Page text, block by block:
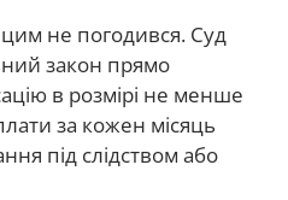
не погодився. Суд
закон прямо
в розмірі не менше
за кожен місяць
під слідством або